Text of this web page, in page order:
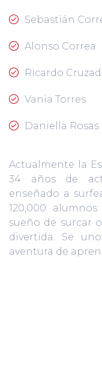
Sebastián
Alonso Correa
Ricardo
Vania Torres
Daniella Rosas
Actualmente la
34 años de
enseñado a
120,000
sueño de surcar
divertida. Se
aventura de